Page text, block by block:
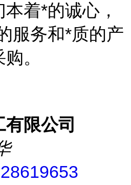
着*的诚心，
服务和*质的产
。
限公司